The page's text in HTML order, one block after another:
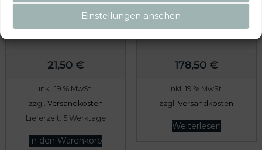
Einstellungen ansehen
Brandrup Abspann-Set für
die optionale Markise
21,50 €
inkl. 19 % MwSt.
zzgl. Versandkosten
Lieferzeit: 5 Werktage
In den Warenkorb
Rollmarkisen-Vorderwand
für VW T6.1/T6/T5 California
178,50 €
inkl. 19 % MwSt.
zzgl.Versandkosten
Weiterlesen